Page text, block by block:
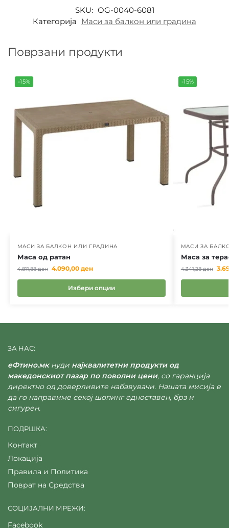
SKU: OG-0040-6081
Категорија Маси за балкон или градина
Поврзани продукти
-15%
МАСИ ЗА БАЛКОН ИЛИ ГРАДИНА
Маса од ратан
4.811,88ден 4.090,00 ден
Избери опции
-15%
МАСИ ЗА
Маса за
4.341,28ден
ЗА НАС:
еФтино.мкнуди најквалитетни продукти од
македонскиот пазар по поволни цени, со гаранција
директно од доверливите набавувачи. Нашата мисија е
да го направиме секој шопинг едноставен, брз и
сигурен.
ПОДРШКА:
Контакт
Локација
Правила и Политика
Поврат на Средства
СОЦИЈАЛНИ МРЕЖИ:
Facebook